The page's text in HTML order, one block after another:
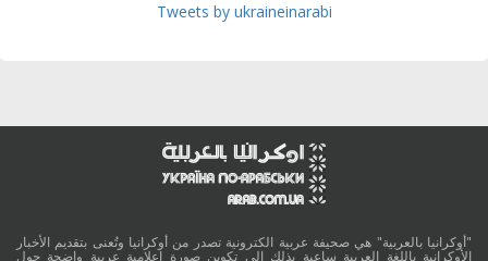
Tweets by ukraineinarabi
"أوكرانيا بالعربية" هي صحيفة عربية الكترونية تصدر من أوكرانيا وتُعنى بتقديم الأخبار
الأوكرانية باللغة العربية ساعية بذلك الى تكوين صورة اعلامية عربية واضحة حول